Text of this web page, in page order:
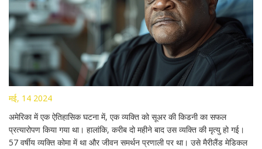
मई, 14 2024
अमेरिका में एक ऐतिहासिक घटना में, एक व्यक्ति को सूअर की किडनी का सफल
प्रत्यारोपण किया गया था। हालांकि, करीब दो महीने बाद उस व्यक्ति की मृत्यु हो गई।
57 वर्षीय व्यक्ति कोमा में था और जीवन समर्थन प्रणाली पर था। उसे मैरीलैंड मेडिकल